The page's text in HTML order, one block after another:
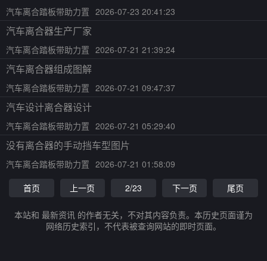
汽车离合踏板带助力置 2026-07-23 20:41:23
汽车离合器生产厂家
汽车离合踏板带助力置 2026-07-21 21:39:24
汽车离合器组成图解
汽车离合踏板带助力置 2026-07-21 09:47:37
汽车设计离合器设计
汽车离合踏板带助力置 2026-07-21 05:29:40
没有离合器的手动挡车型图片
汽车离合踏板带助力置 2026-07-21 01:58:09
首页
上一页 2/23 下一页 尾页
本站和 最新资讯 的作者无关，不对其内容负责。本历史页面谨为
网络历史索引，不代表被查询网站的即时页面。